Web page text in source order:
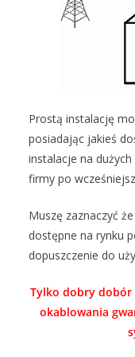
Prostą instalację
posiadając jakieś
instalacje na
firmy po
Muszę zaznaczyć
dostępne na rynku
dopuszczenie do
Tylko dobry dobór
okablowania